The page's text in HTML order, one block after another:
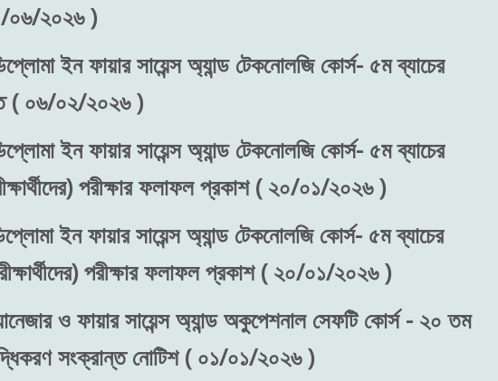
০৬/২০২৬ )
ইন ফায়ার সায়েন্স অ্যান্ড টেকনোলজি কোর্স- ৫ম ব্যাচের
( ০৬/০২/২০২৬ )
ইন ফায়ার সায়েন্স অ্যান্ড টেকনোলজি কোর্স- ৫ম ব্যাচের
পরীক্ষার ফলাফল প্রকাশ ( ২০/০১/২০২৬ )
ইন ফায়ার সায়েন্স অ্যান্ড টেকনোলজি কোর্স- ৫ম ব্যাচের
পরীক্ষার ফলাফল প্রকাশ ( ২০/০১/২০২৬ )
ও ফায়ার সায়েন্স অ্যান্ড অকুপেশনাল সেফটি কোর্স - ২০ তম
সংক্রান্ত নোটিশ ( ০১/০১/২০২৬ )